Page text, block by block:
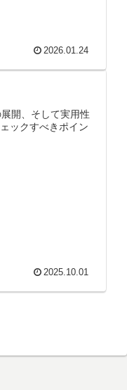
2026.01.24
開、そして実用性
ックすべきポイン
2025.10.01